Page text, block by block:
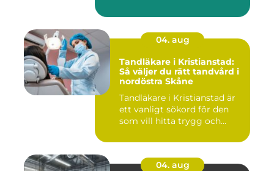
04. aug
Tandläkare i Kristianstad:
Så väljer du rätt tandvård i
nordöstra Skåne
Tandläkare i Kristianstad är
ett vanligt sökord för den
som vill hitta trygg och...
04. aug